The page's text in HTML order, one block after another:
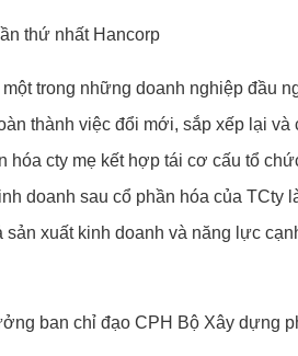
thứ nhất Hancorp
trong những doanh nghiệp đầu
thành việc đổi mới, sắp xếp lại
hóa cty mẹ kết hợp tái cơ cấu tổ
doanh sau cổ phần hóa của
xuất kinh doanh và năng lực
ban chỉ đạo CPH Bộ Xây dựng